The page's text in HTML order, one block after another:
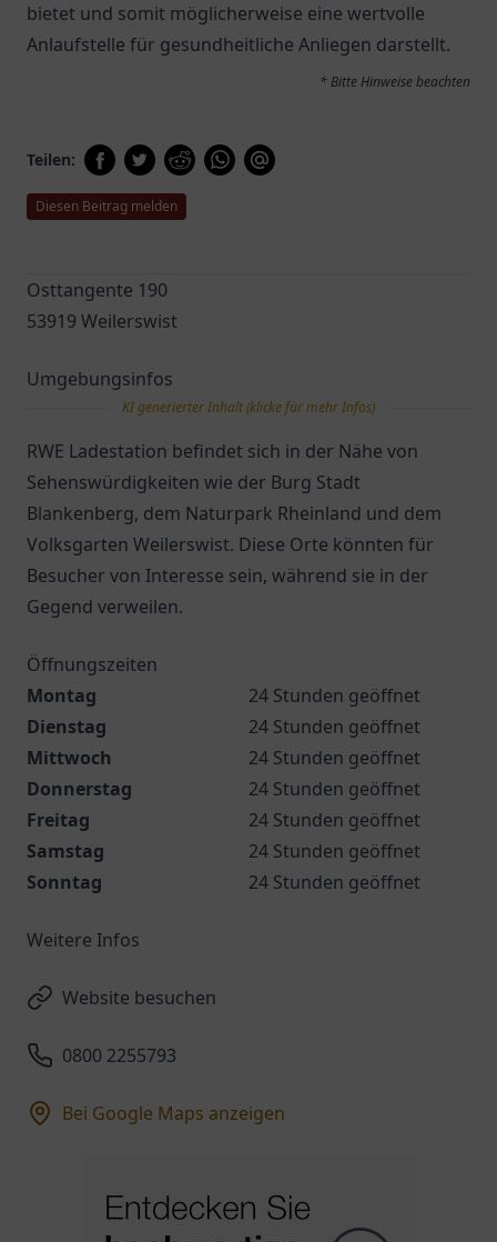
bietet und somit möglicherweise eine wertvolle
Anlaufstelle für gesundheitliche Anliegen darstellt.
* Bitte Hinweise beachten
Teilen:
Diesen Beitrag melden
Osttangente 190
53919 Weilerswist
Umgebungsinfos
KI generierter Inhalt (klicke für mehr Infos)
RWE Ladestation befindet sich in der Nähe von
Sehenswürdigkeiten wie der Burg Stadt
Blankenberg, dem Naturpark Rheinland und dem
Volksgarten Weilerswist. Diese Orte könnten für
Besucher von Interesse sein, während sie in der
Gegend verweilen.
Öffnungszeiten
Montag
24 Stunden geöffnet
Dienstag
24 Stunden geöffnet
Mittwoch
24 Stunden geöffnet
Donnerstag
24 Stunden geöffnet
Freitag
24 Stunden geöffnet
Samstag
24 Stunden geöffnet
Sonntag
24 Stunden geöffnet
Weitere Infos
Website besuchen
0800 2255793
Bei Google Maps anzeigen